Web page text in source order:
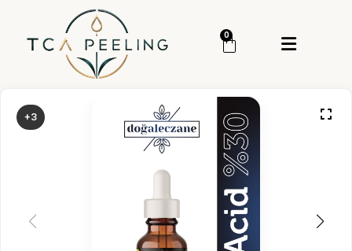
0
+3
Giriş Yap
Kategoriler Menü
Cilt Serumu